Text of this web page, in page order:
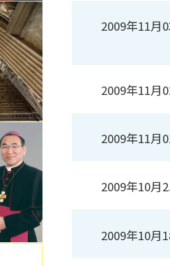
2009年11月
2009年11月
2009年11月
2009年10月
2009年10月